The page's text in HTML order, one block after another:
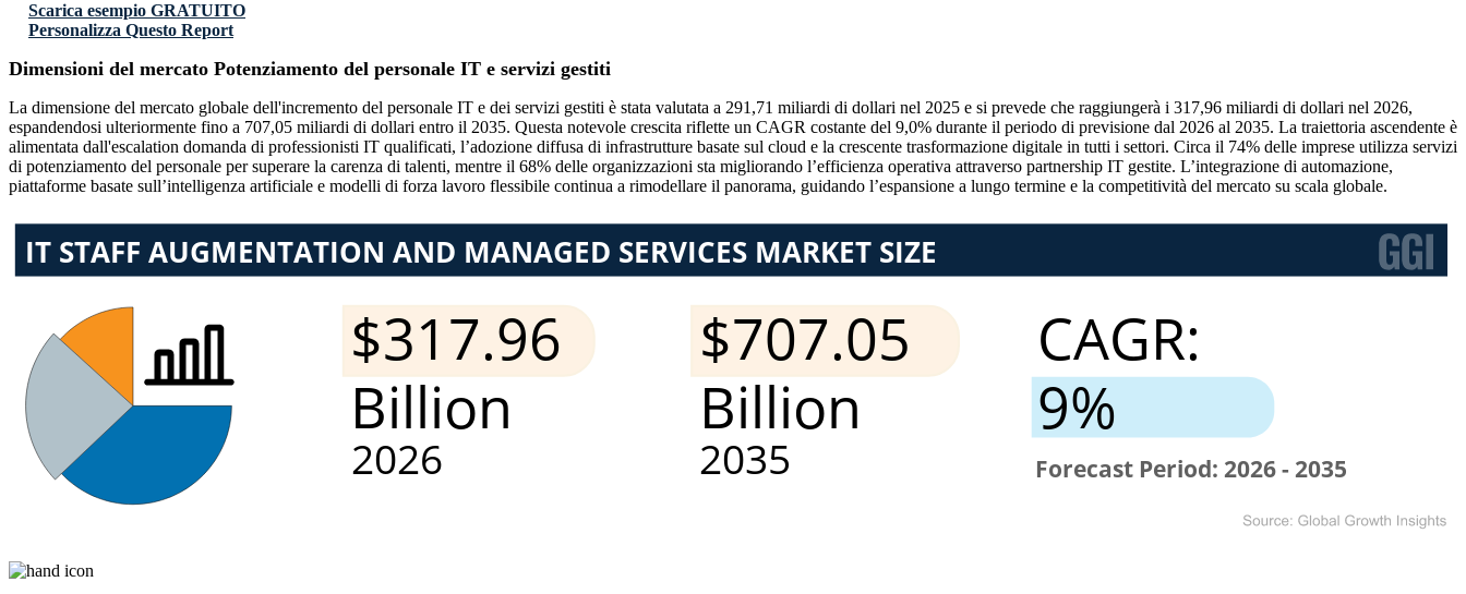
Scarica esempio GRATUITO
Personalizza Questo Report
Dimensioni del mercato Potenziamento del personale IT e servizi gestiti
La dimensione del mercato globale dell'incremento del personale IT e dei servizi gestiti è stata valutata a 291,71 miliardi di dollari nel 2025 e si prevede che raggiungerà i 317,96 miliardi di dollari nel 2026,
espandendosi ulteriormente fino a 707,05 miliardi di dollari entro il 2035. Questa notevole crescita riflette un CAGR costante del 9,0% durante il periodo di previsione dal 2026 al 2035. La traiettoria ascendente è
alimentata dall'escalation domanda di professionisti IT qualificati, l’adozione diffusa di infrastrutture basate sul cloud e la crescente trasformazione digitale in tutti i settori. Circa il 74% delle imprese utilizza servizi
di potenziamento del personale per superare la carenza di talenti, mentre il 68% delle organizzazioni sta migliorando l’efficienza operativa attraverso partnership IT gestite. L’integrazione di automazione,
piattaforme basate sull’intelligenza artificiale e modelli di forza lavoro flessibile continua a rimodellare il panorama, guidando l’espansione a lungo termine e la competitività del mercato su scala globale.